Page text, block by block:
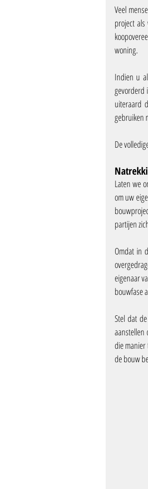
Veel
project
woning.
Indien u
gevorderd
uiteraard
gebruiken
De
Laten we
om uw
partijen
Omdat in
eigenaar
bouwfase
Stel dat
aanstellen
die
de bouw